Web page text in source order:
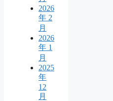
2026
年 2
月
2026
年 1
月
2025
年
12
月